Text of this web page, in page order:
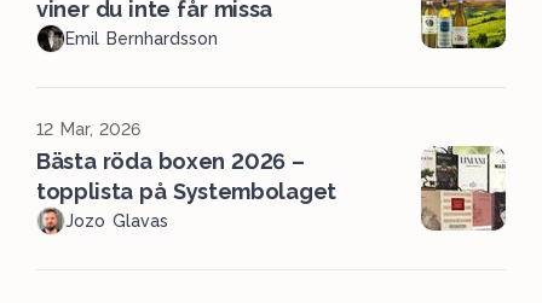
viner du inte får missa
Emil Bernhardsson
12 Mar, 2026
Bästa röda boxen 2026 –
topplista på Systembolaget
Jozo Glavas